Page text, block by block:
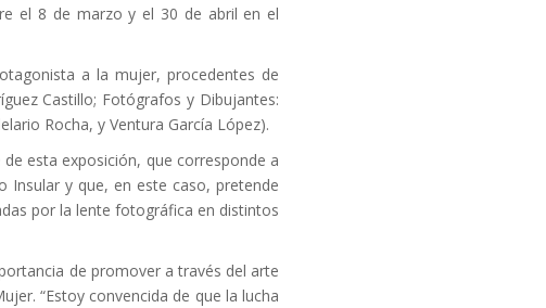
el 8 de marzo y el 30 de abril en el
a la mujer, procedentes de
Castillo; Fotógrafos y Dibujantes:
Rocha, y Ventura García López).
esta exposición, que corresponde a
Insular y que, en este caso, pretende
por la lente fotográfica en distintos
de promover a través del arte
“Estoy convencida de que la lucha